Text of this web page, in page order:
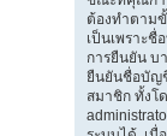
ต้องทำตาม
เป็นเพราะ
การยืนยัน บ
ยืนยันชื่อบัญ
สมาชิก ทั้งโ